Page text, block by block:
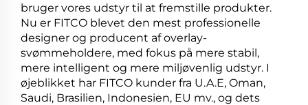
bruger vores udstyr til at fremstille produkter.
Nu er FITCO blevet den mest professionelle
designer og producent af overlay-
svømmeholdere, med fokus på mere stabil,
mere intelligent og mere miljøvenlig udstyr. I
øjeblikket har FITCO kunder fra U.A.E, Oman,
Saudi, Brasilien, Indonesien, EU mv., og dets